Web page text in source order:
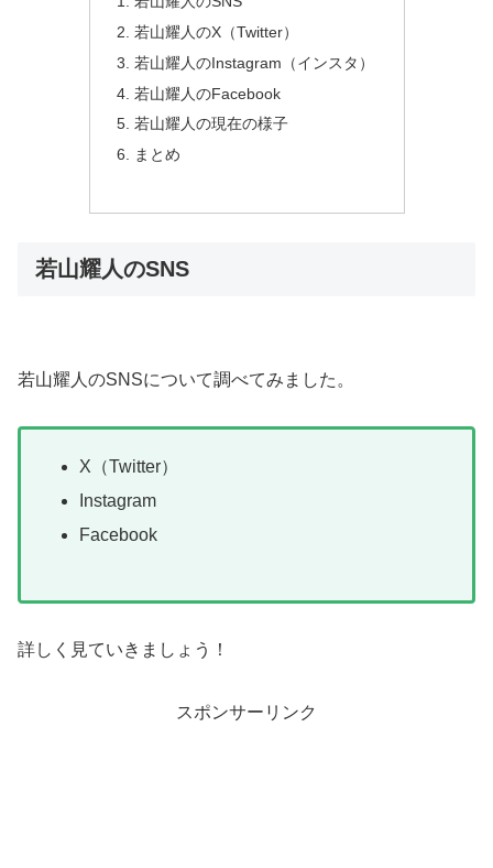
若山耀人のX（Twitter）
若山耀人のInstagram（インスタ）
若山耀人のFacebook
若山耀人の現在の様子
まとめ
若山耀人のSNS
若山耀人のSNSについて調べてみました。
X（Twitter）
Instagram
Facebook
詳しく見ていきましょう！
スポンサーリンク